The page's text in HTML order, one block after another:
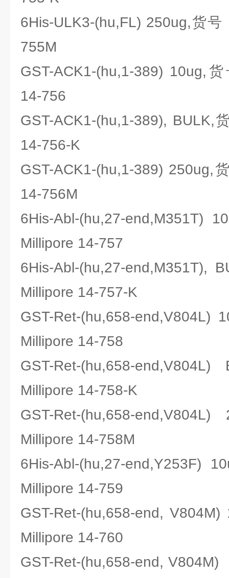
6His-ULK3-(hu,FL) 250ug,货
755M
GST-ACK1-(hu,1-389) 10ug,
14-756
GST-ACK1-(hu,1-389), BULK,
14-756-K
GST-ACK1-(hu,1-389) 250ug,
14-756M
6His-Abl-(hu,27-
Millipore 14-757
6His-Abl-(hu,27-end,M351T),
Millipore 14-757-K
GST-Ret-(hu,658-
Millipore 14-758
GST-Ret-(hu,658-
Millipore 14-758-K
GST-Ret-(hu,658-end,V804L)
Millipore 14-758M
6His-Abl-(hu,27-end,Y253F)
Millipore 14-759
GST-Ret-(hu,658-end,
Millipore 14-760
GST-Ret-(hu,658-end,